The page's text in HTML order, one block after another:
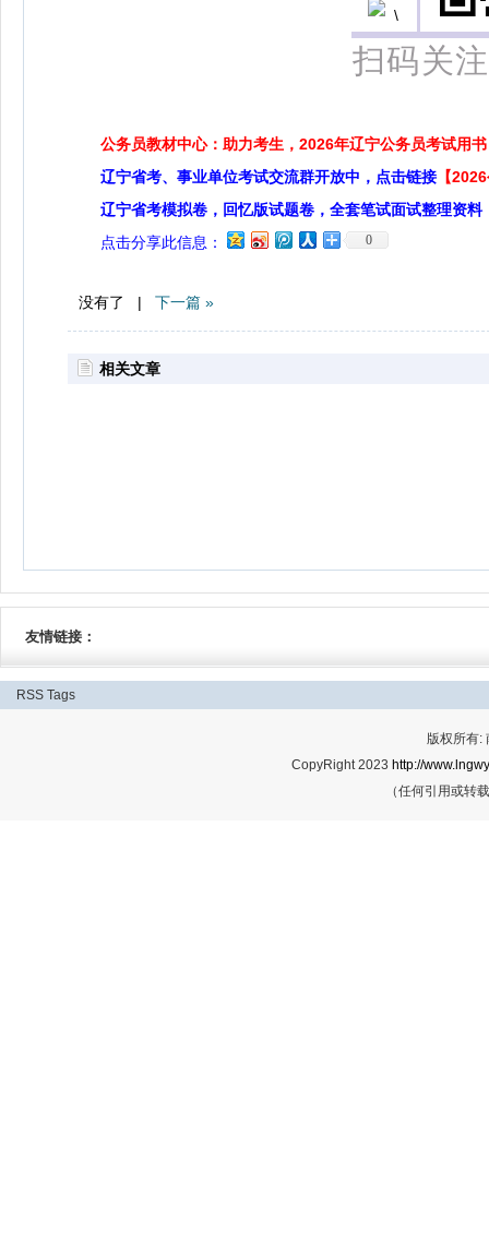
扫码关
公务员教材中心：助力考生，2026年辽宁公务员考试用书
辽宁省考、事业单位考试交流群开放中，点击链接 【
辽宁省考模拟卷，回忆版试题卷，全套笔试面试整理资料
点击分享此信息：
0
没有了 | 下一篇 »
相关文章
友情链接：
RSS Tags
版权所有:
CopyRight 2023 http://
（任何引用或转